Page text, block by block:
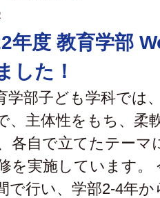
年度 教育学部
した！
学部子ども学科では
、主体性をもち、柔
各自で立てたテーマ
を実施しています。
で行い、学部2-4年